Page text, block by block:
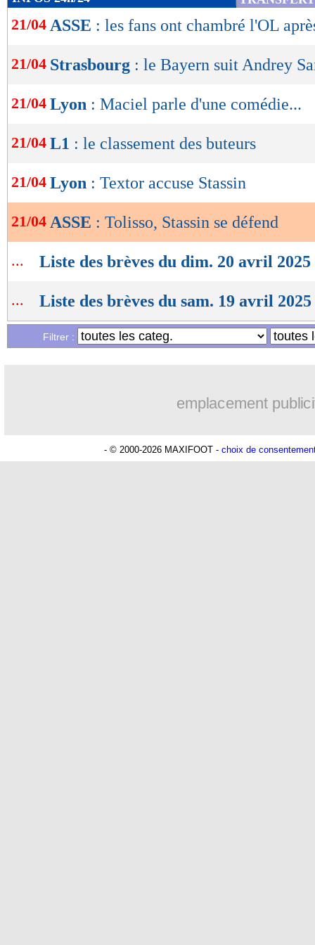
de
lecture
OK
21/04 ASSE : les fans ont chambré l'OL
21/04 Strasbourg : le Bayern suit Andrey
21/04 Lyon : Maciel parle d'une comédie...
21/04 L1 : le classement des buteurs
21/04 Lyon : Textor accuse Stassin
21/04 ASSE : Tolisso, Stassin se défend
... Liste des brèves du dim. 20 avril 2025
... Liste des brèves du sam. 19 avril 2025
Filtrer :
emplacement
- © 2000-2026 MAXIFOOT - choix de